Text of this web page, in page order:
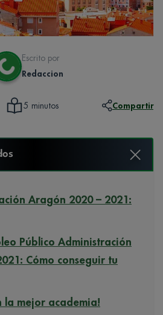
Escrito por
Redaccion
5 minutos Compartir
Aragón 2020 – 2021:
Público Administración
Cómo conseguir tu
la mejor academia!